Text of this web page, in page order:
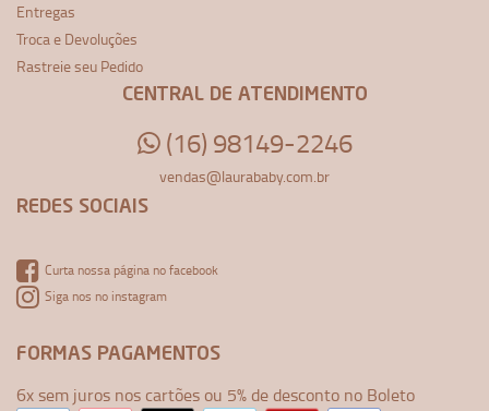
Entregas
Troca e Devoluções
Rastreie seu Pedido
CENTRAL DE ATENDIMENTO
(16) 98149-2246
vendas@laurababy.com.br
REDES SOCIAIS
Curta nossa página no facebook
Siga nos no instagram
FORMAS PAGAMENTOS
6x sem juros nos cartões ou 5% de desconto no Boleto